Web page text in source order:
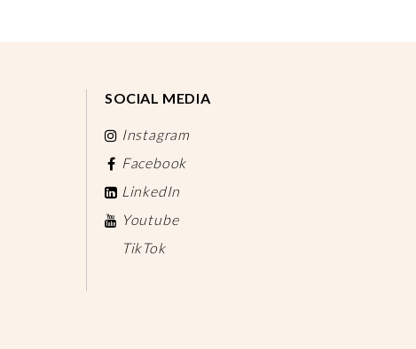
SOCIAL MEDIA
Instagram
Facebook
LinkedIn
Youtube
TikTok